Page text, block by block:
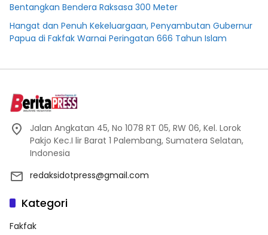
Bentangkan Bendera Raksasa 300 Meter
Hangat dan Penuh Kekeluargaan, Penyambutan Gubernur
Papua di Fakfak Warnai Peringatan 666 Tahun Islam
Jalan Angkatan 45, No 1078 RT 05, RW 06, Kel. Lorok
Pakjo Kec.I lir Barat 1 Palembang, Sumatera Selatan,
Indonesia
redaksidotpress@gmail.com
Kategori
Fakfak